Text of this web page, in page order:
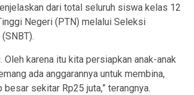
dari total seluruh siswa kelas 12
Negeri (PTN) melalui Seleksi
karena itu kita persiapkan anak-anak
ada anggarannya untuk membina,
sekitar Rp25 juta,” terangnya.